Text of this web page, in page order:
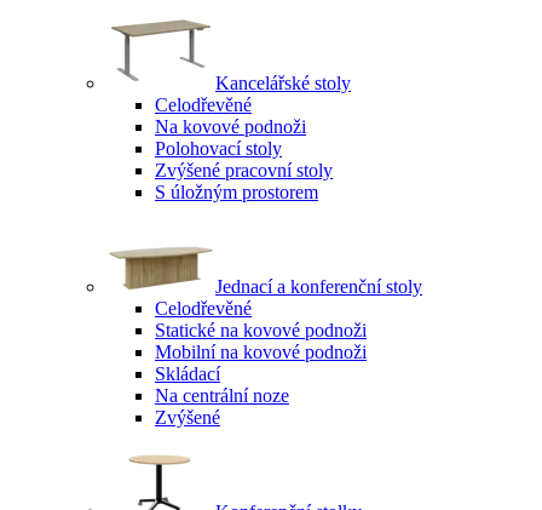
Kancelářské stoly
Celodřevěné
Na kovové podnoži
Polohovací stoly
Zvýšené pracovní stoly
S úložným prostorem
Jednací a konferenční stoly
Celodřevěné
Statické na kovové podnoži
Mobilní na kovové podnoži
Skládací
Na centrální noze
Zvýšené